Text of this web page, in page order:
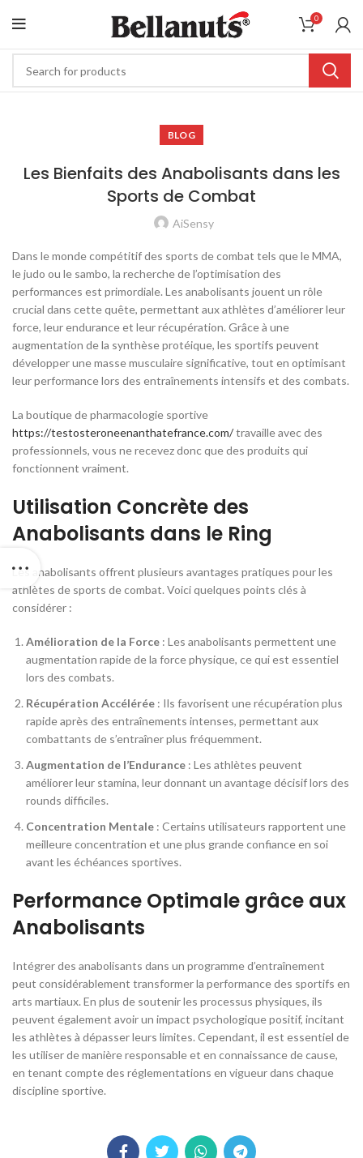
0
BLOG
Les Bienfaits des Anabolisants dans les
Sports de Combat
AiSensy
Dans le monde compétitif des sports de combat tels que le MMA,
le judo ou le sambo, la recherche de l’optimisation des
performances est primordiale. Les anabolisants jouent un rôle
crucial dans cette quête, permettant aux athlètes d’améliorer leur
force, leur endurance et leur récupération. Grâce à une
augmentation de la synthèse protéique, les sportifs peuvent
développer une masse musculaire significative, tout en optimisant
leur performance lors des entraînements intensifs et des combats.
La boutique de pharmacologie sportive
https://testosteroneenanthatefrance.com/travaille avec des
professionnels, vous ne recevez donc que des produits qui
fonctionnent vraiment.
Utilisation Concrète des
Anabolisants dans le Ring
Les anabolisants offrent plusieurs avantages pratiques pour les
athlètes de sports de combat. Voici quelques points clés à
considérer :
Amélioration de la Force : Les anabolisants permettent une
augmentation rapide de la force physique, ce qui est essentiel
lors des combats.
Récupération Accélérée : Ils favorisent une récupération plus
rapide après des entraînements intenses, permettant aux
combattants de s’entraîner plus fréquemment.
Augmentation de l’Endurance : Les athlètes peuvent
améliorer leur stamina, leur donnant un avantage décisif lors des
rounds difficiles.
Concentration Mentale : Certains utilisateurs rapportent une
meilleure concentration et une plus grande confiance en soi
avant les échéances sportives.
Performance Optimale grâce aux
Anabolisants
Intégrer des anabolisants dans un programme d’entraînement
peut considérablement transformer la performance des sportifs en
arts martiaux. En plus de soutenir les processus physiques, ils
peuvent également avoir un impact psychologique positif, incitant
les athlètes à dépasser leurs limites. Cependant, il est essentiel de
les utiliser de manière responsable et en connaissance de cause,
en tenant compte des réglementations en vigueur dans chaque
discipline sportive.